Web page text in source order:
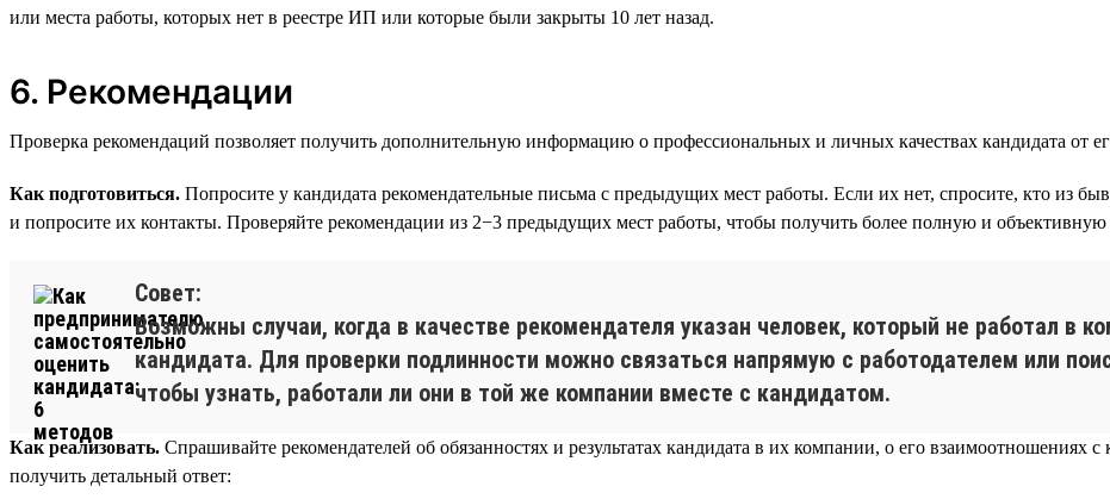
или места работы, которых нет в реестре ИП или которые были закрыты 10 лет назад.
6. Рекомендации
Проверка рекомендаций позволяет получить дополнительную информацию о профессиональных и личных качествах кандидата от
Как подготовиться. Попросите у кандидата рекомендательные письма с предыдущих мест работы. Если их нет, спросите, кто из
и попросите их контакты. Проверяйте рекомендации из 2−3 предыдущих мест работы, чтобы получить более полную и объективную
Совет:
Возможны случаи, когда в качестве рекомендателя указан человек, который не работал в
кандидата. Для проверки подлинности можно связаться напрямую с работодателем или
чтобы узнать, работали ли они в той же компании вместе с кандидатом.
Как реализовать. Спрашивайте рекомендателей об обязанностях и результатах кандидата в их компании, о его взаимоотношениях
получить детальный ответ: